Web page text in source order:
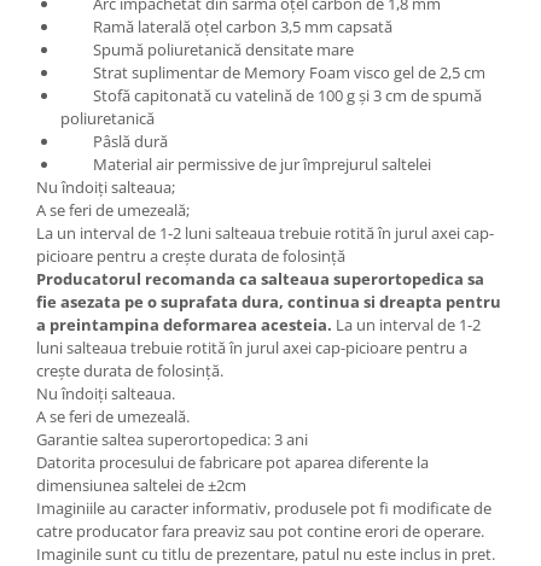
Ramă laterală oțel carbon 3,5 mm capsată
Spumă poliuretanică densitate mare
Strat suplimentar de Memory Foam visco gel de 2,5 cm
Stofă capitonată cu vatelină de 100 g și 3 cm de spumă
poliuretanică
Pâslă dură
Material air permissive de jur împrejurul saltelei
Nu îndoiți salteaua;
A se feri de umezeală;
La un interval de 1-2 luni salteaua trebuie rotită în jurul axei cap-
picioare pentru a crește durata de folosință
Producatorul recomanda ca salteaua superortopedica sa
fie asezata pe o suprafata dura, continua si dreapta pentru
a preintampina deformarea acesteia. La un interval de 1-2
luni salteaua trebuie rotită în jurul axei cap-picioare pentru a
crește durata de folosință.
Nu îndoiți salteaua.
A se feri de umezeală.
Garantie saltea superortopedica: 3 ani
Datorita procesului de fabricare pot aparea diferente la
dimensiunea saltelei de ±2cm
Imaginiile au caracter informativ, produsele pot fi modificate de
catre producator fara preaviz sau pot contine erori de operare.
Imaginile sunt cu titlu de prezentare, patul nu este inclus in pret.